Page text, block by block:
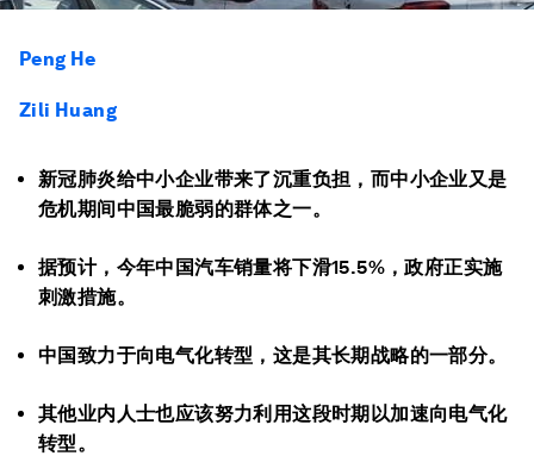
Peng He
Zili Huang
新冠肺炎给中小企业带来了沉重负担，而中小企业又是
危机期间中国最脆弱的群体之一。
据预计，今年中国汽车销量将下滑15.5%，政府正实施
刺激措施。
中国致力于向电气化转型，这是其长期战略的一部分。
其他业内人士也应该努力利用这段时期以加速向电气化
转型。